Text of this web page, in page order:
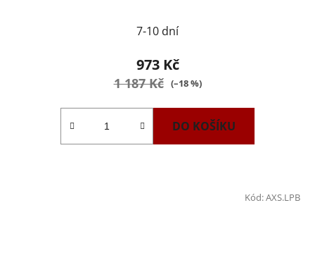
7-10 dní
973 Kč
1 187 Kč (–18 %)
DO KOŠÍKU
Kód:AXS.LPB